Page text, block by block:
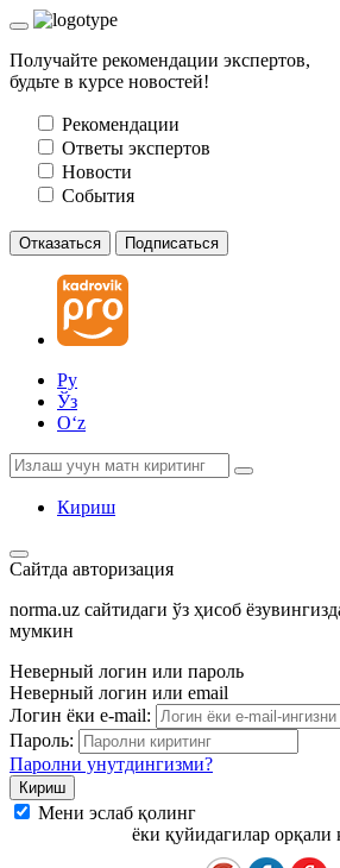
Получайте рекомендации экспертов,
будьте в курсе новостей!
Рекомендации
Ответы экспертов
Новости
События
Отказаться Подписаться
Ру
Ўз
Oʻz
Кириш
Сайтда авторизация
norma.uz сайтидаги ўз ҳисоб
мумкин
Неверный логин или пароль
Неверный логин или email
Логин ёки e-mail:
Пароль:
Паролни унутдингизми?
Мени эслаб қолинг
ёки қуйидагилар орқали